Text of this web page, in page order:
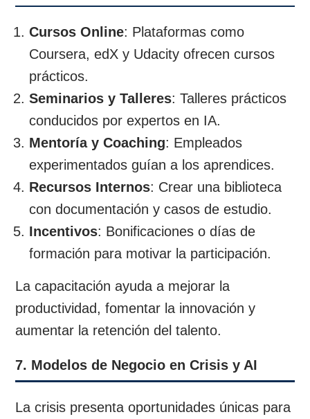
Cursos Online: Plataformas como
Coursera, edX y Udacity ofrecen cursos
prácticos.
Seminarios y Talleres: Talleres prácticos
conducidos por expertos en IA.
Mentoría y Coaching: Empleados
experimentados guían a los aprendices.
Recursos Internos: Crear una biblioteca
con documentación y casos de estudio.
Incentivos: Bonificaciones o días de
formación para motivar la participación.
La capacitación ayuda a mejorar la
productividad, fomentar la innovación y
aumentar la retención del talento.
7. Modelos de Negocio en Crisis y AI
La crisis presenta oportunidades únicas para